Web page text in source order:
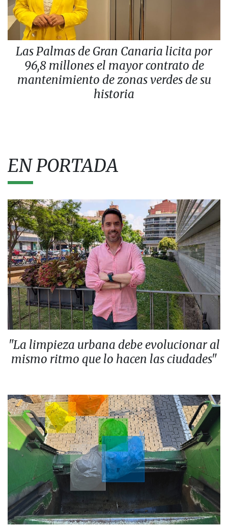
Las Palmas de Gran Canaria licita por
96,8 millones el mayor contrato de
mantenimiento de zonas verdes de su
historia
EN PORTADA
"La limpieza urbana debe evolucionar al
mismo ritmo que lo hacen las ciudades"